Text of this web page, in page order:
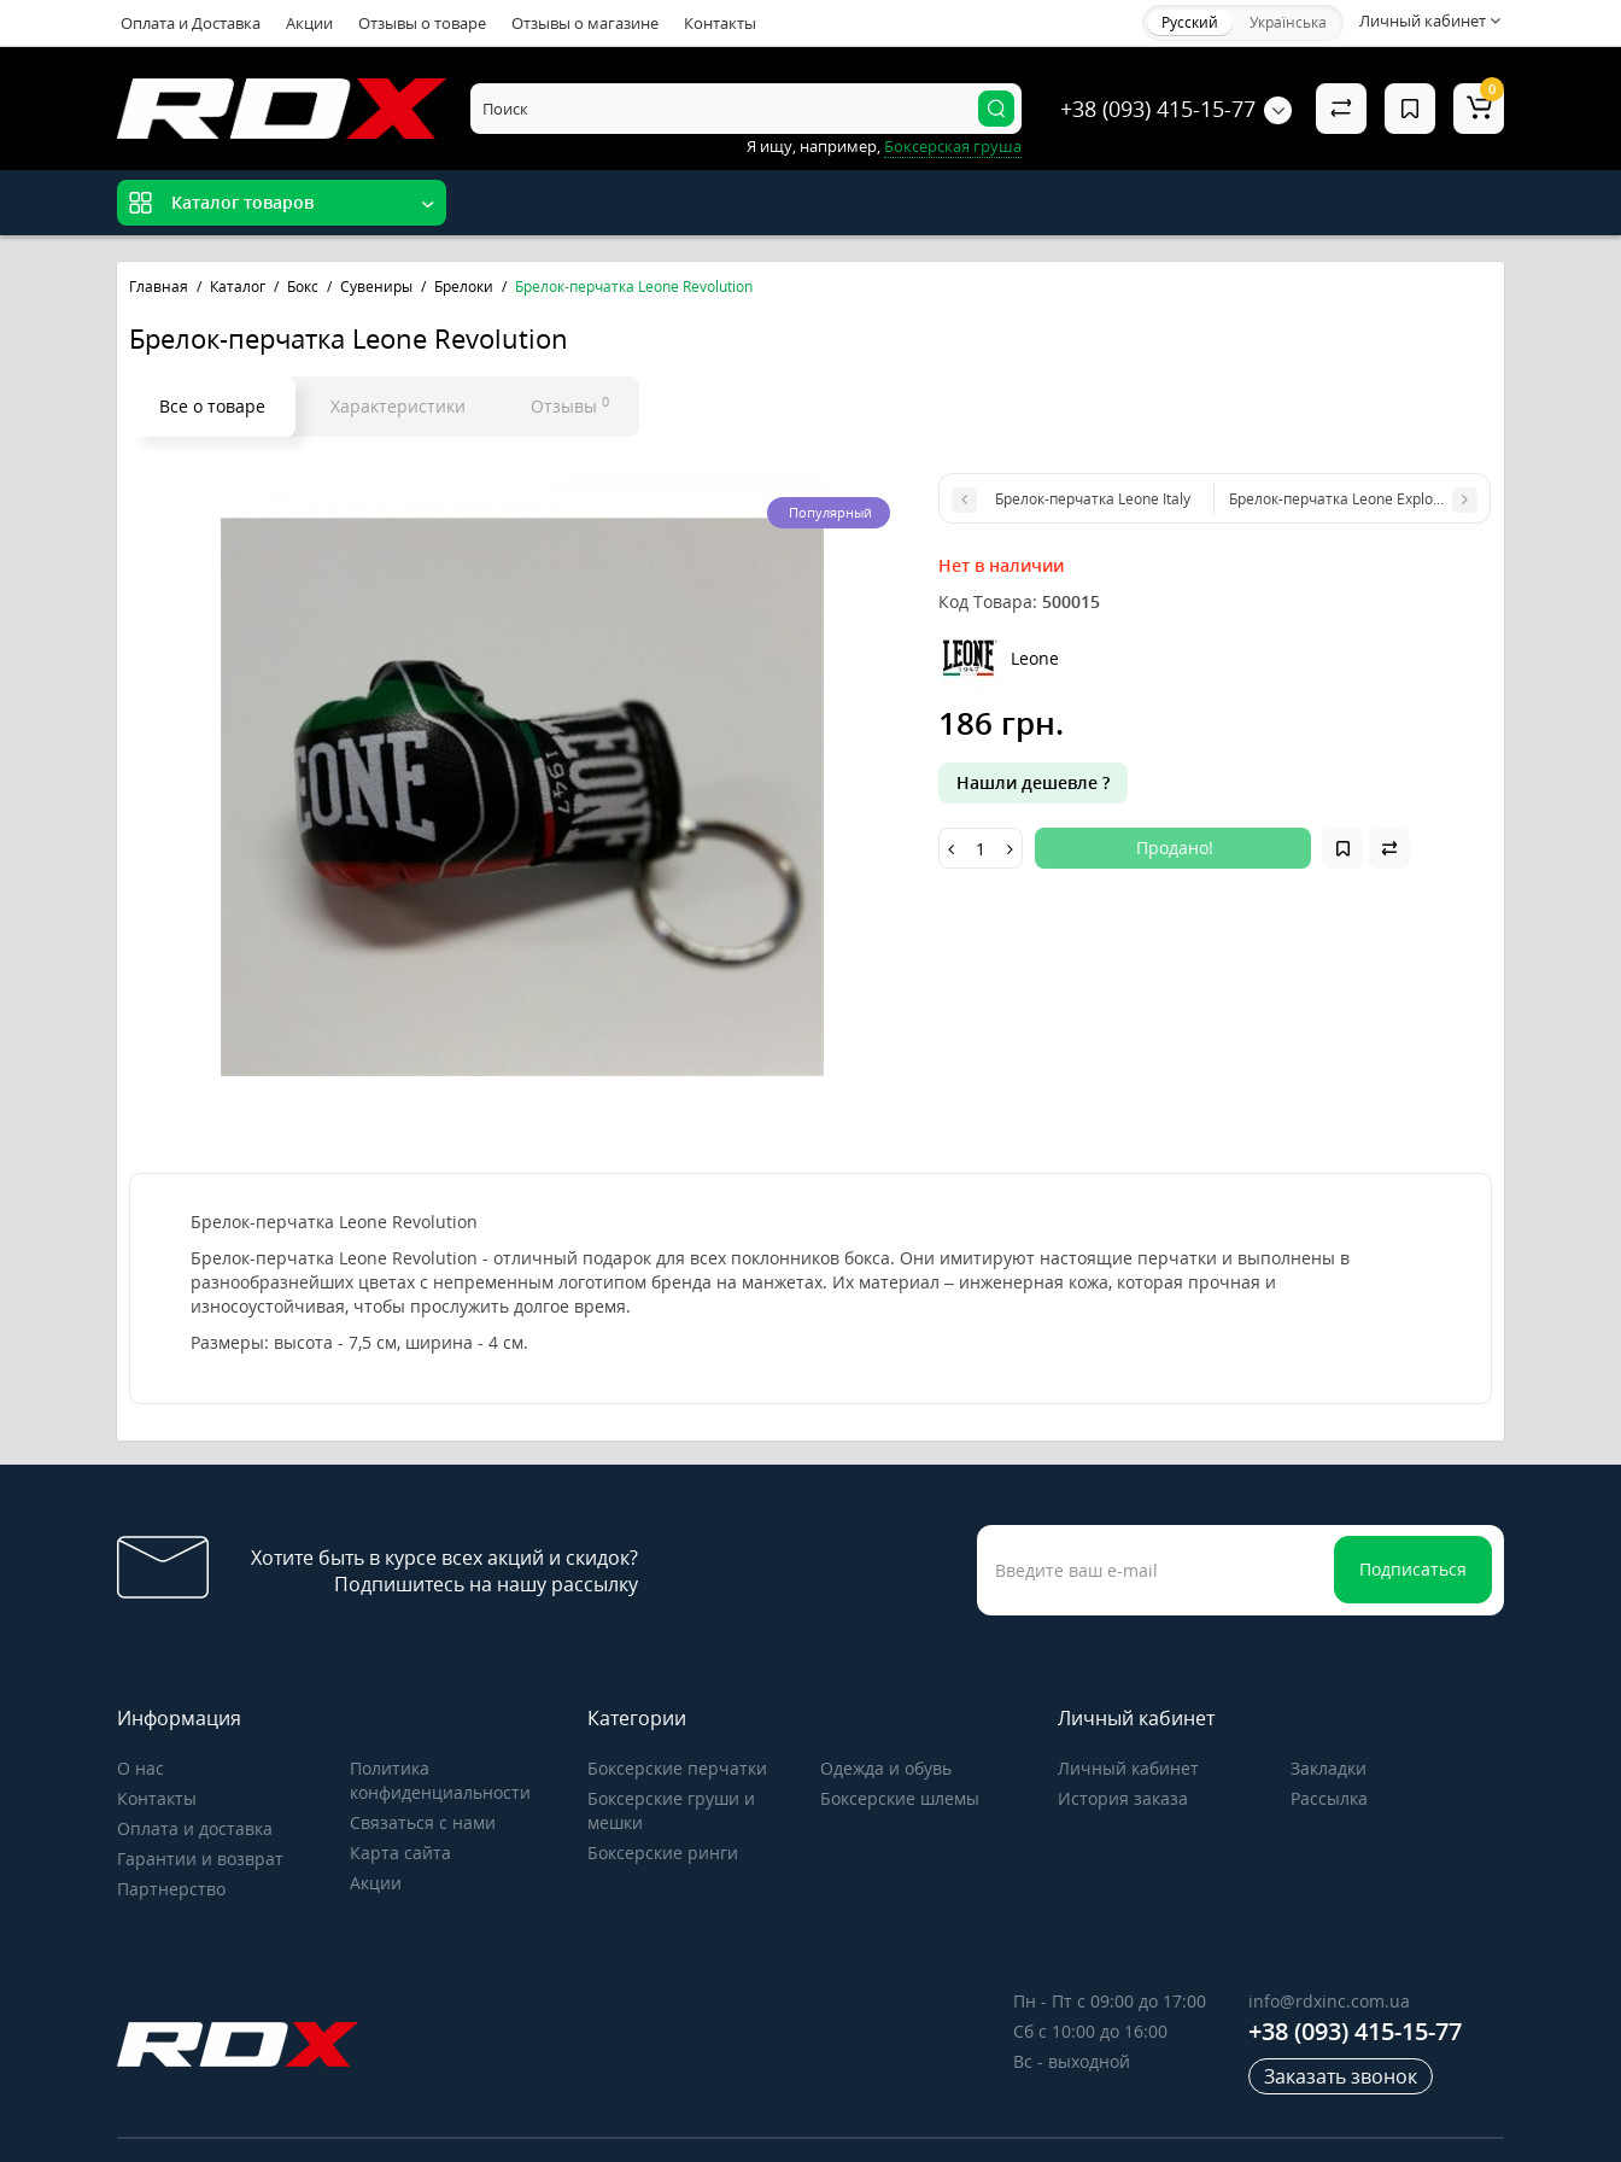
Оплата и Доставка Акции Отзывы о товаре Отзывы о магазине Контакты Личный кабинет
Русский Українська
+38 (093) 415-15-77
Я ищу, например, Боксерская груша
0
Каталог товаров
Главная Каталог Бокс Сувениры Брелоки Брелок-перчатка Leone Revolution
Брелок-перчатка Leone Revolution
Все о товаре Характеристики Отзывы 0
Популярный
Брелок-перчатка Leone Italy Брелок-перчатка Leone Explosion
Нет в наличии
Код Товара: 500015
Leone
186 грн.
Нашли дешевле ?
Продано!
Брелок-перчатка Leone Revolution
Брелок-перчатка Leone Revolution - отличный подарок для всех поклонников бокса. Они имитируют настоящие перчатки и выполнены в
разнообразнейших цветах с непременным логотипом бренда на манжетах. Их материал – инженерная кожа, которая прочная и
износоустойчивая, чтобы прослужить долгое время.
Размеры: высота - 7,5 см, ширина - 4 см.
Хотите быть в курсе всех акций и скидок?
Подпишитесь на нашу рассылку
Подписаться
Информация
О нас
Контакты
Оплата и доставка
Гарантии и возврат
Партнерство
Политика
конфиденциальности
Связаться с нами
Карта сайта
Акции
Категории
Боксерские перчатки
Боксерские груши и
мешки
Боксерские ринги
Одежда и обувь
Боксерские шлемы
Личный кабинет
Личный кабинет
История заказа
Закладки
Рассылка
Пн - Пт с 09:00 до 17:00
Сб с 10:00 до 16:00
Вс - выходной
info@rdxinc.com.ua
+38 (093) 415-15-77
Заказать звонок